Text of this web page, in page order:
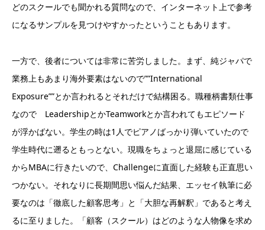
どのスクールでも聞かれる質問なので、インターネット上で参考
になるサンプルを見つけやすかったということもあります。
一方で、後者については非常に苦労しました。まず、純ジャパで
業務上もあまり海外要素はないので””International
Exposure””とか言われるとそれだけで結構困る。職種柄書類仕事
なので LeadershipとかTeamworkとか言われてもエピソード
が浮かばない。学生の時は1人でピアノばっかり弾いていたので
学生時代に遡るともっとない。現職をちょっと退屈に感じている
からMBAに行きたいので、Challengeに直面した経験も正直思い
つかない。それなりに長期間思い悩んだ結果、エッセイ執筆に必
要なのは「徹底した顧客思考」と「大胆な再解釈」であると考え
るに至りました。「顧客（スクール）はどのような人物像を求め